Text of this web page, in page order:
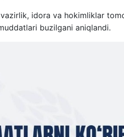
idora va hokimliklar
buzilgani aniqlandi.